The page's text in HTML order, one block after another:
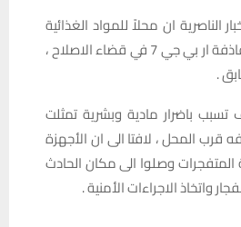
الناصرية ان محلاً للمواد الغذائية
تم استهدافه بصاروخ قاذفة ار بي جي 7 في قضاء الاصلاح ،
.
باضرار مادية وبشرية تمثلت
قرب المحل ، لافتا الى ان الأجهزة
المتفجرات وصلوا الى مكان الحادث
واتخاذ الاجراءات الأمنية .